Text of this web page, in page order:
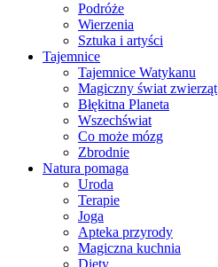
Podróże
Wierzenia
Sztuka i artyści
Tajemnice
Tajemnice Watykanu
Magiczny świat zwierząt
Błękitna Planeta
Wszechświat
Co może mózg
Zbrodnie
Natura pomaga
Uroda
Terapie
Joga
Apteka przyrody
Magiczna kuchnia
Diety